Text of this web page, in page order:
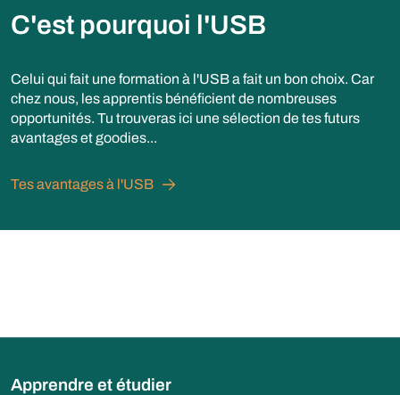
C'est pourquoi l'USB
Celui qui fait une formation à l'USB a fait un bon choix. Car
chez nous, les apprentis bénéficient de nombreuses
opportunités. Tu trouveras ici une sélection de tes futurs
avantages et goodies...
Tes avantages à l'USB
Apprendre et étudier